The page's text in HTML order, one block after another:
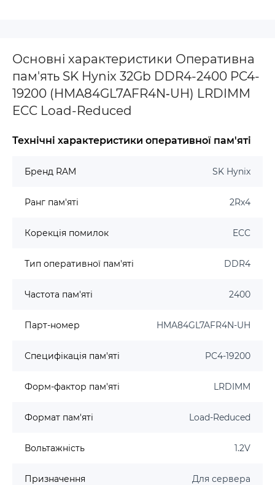
Основні характеристики Оперативна
пам'ять SK Hynix 32Gb DDR4-2400 PC4-
19200 (HMA84GL7AFR4N‐UH) LRDIMM
ECC Load-Reduced
Технічні характеристики оперативної пам'яті
Бренд RAM SK Hynix
Ранг пам'яті 2Rx4
Корекція помилок ECC
Тип оперативної пам'яті DDR4
Частота пам'яті 2400
Парт-номер HMA84GL7AFR4N-UH
Специфікація пам'яті PC4-19200
Форм-фактор пам'яті LRDIMM
Формат пам'яті Load-Reduced
Вольтажність 1.2V
Призначення Для сервера